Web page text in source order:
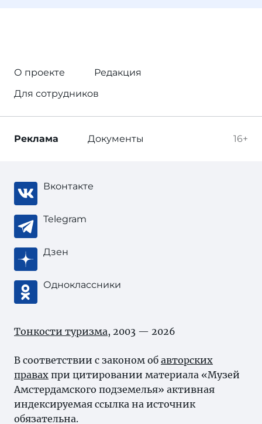
О проекте
Редакция
Для сотрудников
16+
Реклама Документы
Вконтакте
Telegram
Дзен
Одноклассники
Тонкости туризма, 2003 — 2026
В соответствии с законом об авторских
правах при цитировании материала «Музей
Амстердамского подземелья» активная
индексируемая ссылка на источник
обязательна.